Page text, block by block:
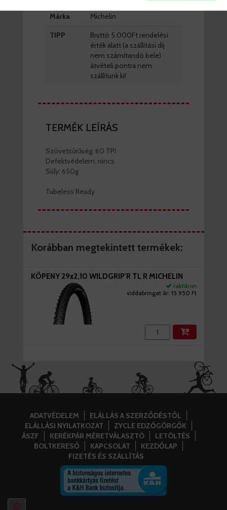
🍪
Márka Michelin
TIPP
Bruttó 5.000Ft rendelési
érték alatt (a szállítási díj
nem számítandó bele)
átvételi pontra nem
szállítunk ki!
TERMÉK LEÍRÁS
Szövetsűrűség: 60 TPI
Defektvédelem: nincs
Súly: 650g
Tubeless Ready
Korábban megtekintett termékek:
KÖPENY 29x2,10 WILDGRIP'R TL R MICHELIN
raktáron
viddabringat ár: 15.950 Ft
ADATVÉDELEM
ELÁLLÁS A SZERZŐDÉSTŐL
ELÁLLÁSI NYILATKOZAT
ZYCLE EDZŐGÖRGŐK
ÁSZF
KERÉKPÁR MÉRETVÁLASZTÓ
LETÖLTÉS
BOLTKERESŐ
KAPCSOLAT
KEZDŐLAP
FIZETÉS ÉS SZÁLLÍTÁS